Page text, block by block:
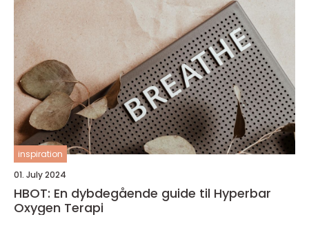
inspiration
01. July 2024
HBOT: En dybdegående guide til Hyperbar
Oxygen Terapi